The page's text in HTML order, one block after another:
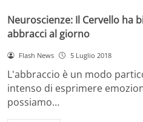
Neuroscienze: Il Cervello ha
abbracci al giorno
Flash News 5 Luglio 2018
L'abbraccio è un modo
intenso di esprimere
possiamo…